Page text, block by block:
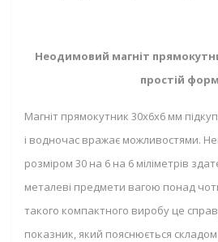
Неодимовий магніт
простій
Магніт прямокутник 30х6х6 мм
і водночас вражає можливостями.
розміром 30 на 6 на 6 міліметрів
металеві предмети вагою понад
такого компактного виробу це
показник, який пояснюється